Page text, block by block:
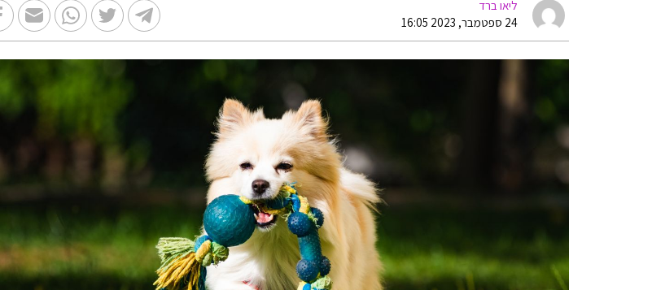
ליאו ברד
24 ספטמבר, 2023 16:05